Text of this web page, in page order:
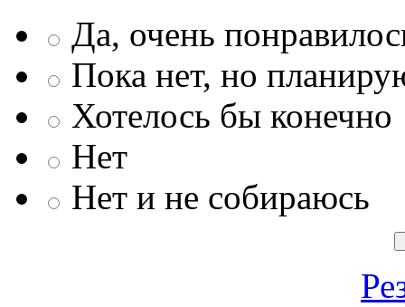
Да, очень
Пока нет, но
Хотелось бы конечно
Нет
Нет и не собираюсь